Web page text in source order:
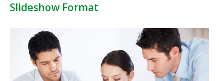
Slideshow Format